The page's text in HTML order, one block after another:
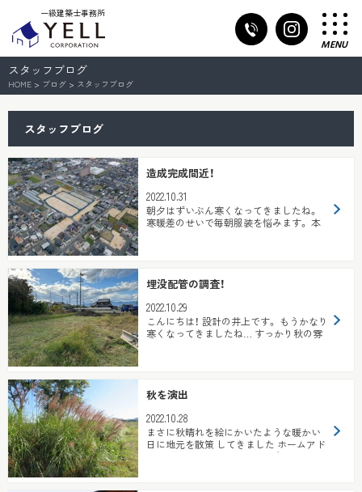
一級建築士事務所
MENU
スタッフブログ
HOME > ブログ > スタッフブログ
スタッフブログ
造成完成間近！
2022.10.31
朝夕はずいぶん寒くなってきましたね。
寒暖差のせいで毎朝服装を悩みます。 本
埋没配管の調査！
2022.10.29
こんにちは！ 設計の井上です。 もうかなり
寒くなってきましたね… すっかり秋の雰
囲気です。 さて、今回は敷地調査に同伴...
秋を演出
2022.10.28
まさに秋晴れを絵にかいたような暖かい
日に地元を散策 してきました ホームアド
バイザーの小川です 普段気に留めて見る